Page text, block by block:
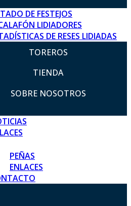
DE FESTEJOS
LIDIADORES
DE RESES LIDIADAS
TOREROS
TIENDA
SOBRE NOSOTROS
PEÑAS
ENLACES